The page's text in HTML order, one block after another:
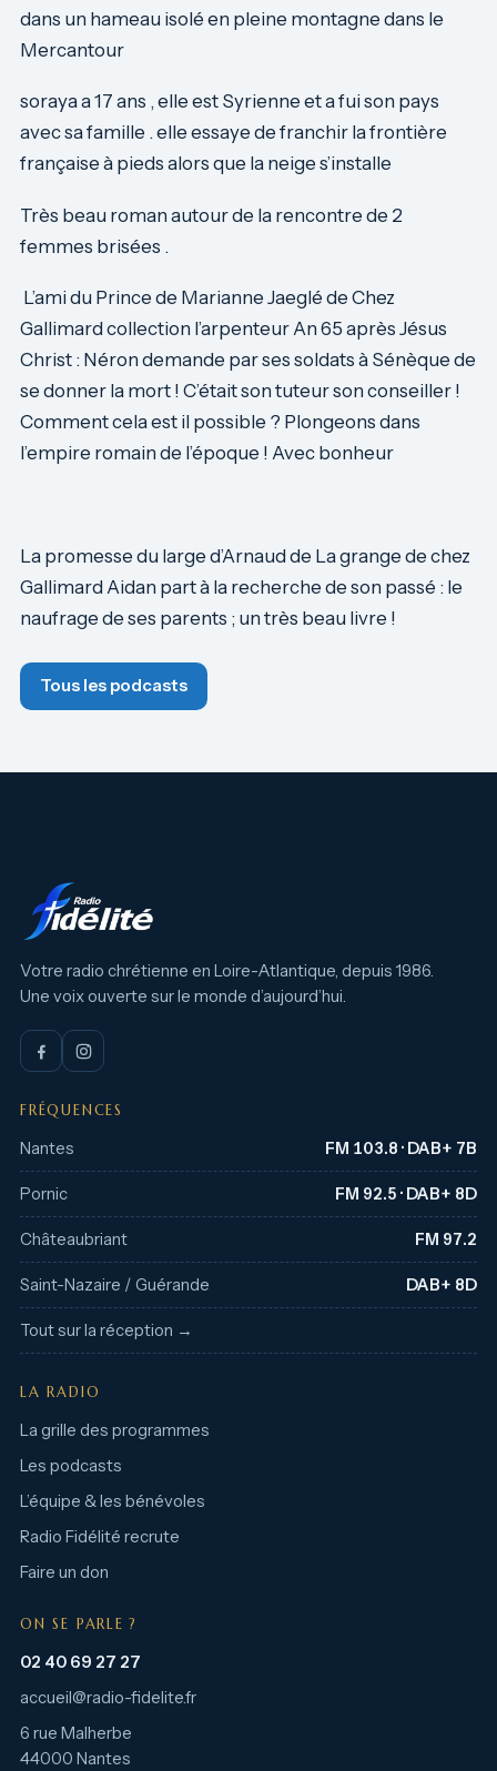
dans un hameau isolé en pleine montagne dans le
Mercantour
soraya a 17 ans , elle est Syrienne et a fui son pays
avec sa famille . elle essaye de franchir la frontière
française à pieds alors que la neige s’installe
Très beau roman autour de la rencontre de 2
femmes brisées .
L’ami du Prince de Marianne Jaeglé de Chez
Gallimard collection l’arpenteur An 65 après Jésus
Christ : Néron demande par ses soldats à Sénèque de
se donner la mort ! C’était son tuteur son conseiller !
Comment cela est il possible ? Plongeons dans
l’empire romain de l’époque ! Avec bonheur
La promesse du large d’Arnaud de La grange de chez
Gallimard Aidan part à la recherche de son passé : le
naufrage de ses parents ; un très beau livre !
Tous les podcasts
Votre radio chrétienne en Loire-Atlantique, depuis 1986.
Une voix ouverte sur le monde d’aujourd’hui.
FRÉQUENCES
Nantes FM 103.8 · DAB+ 7B
Pornic FM 92.5 · DAB+ 8D
Châteaubriant FM 97.2
Saint-Nazaire / Guérande DAB+ 8D
Tout sur la réception →
LA RADIO
La grille des programmes
Les podcasts
L’équipe & les bénévoles
Radio Fidélité recrute
Faire un don
ON SE PARLE ?
02 40 69 27 27
accueil@radio-fidelite.fr
6 rue Malherbe
44000 Nantes